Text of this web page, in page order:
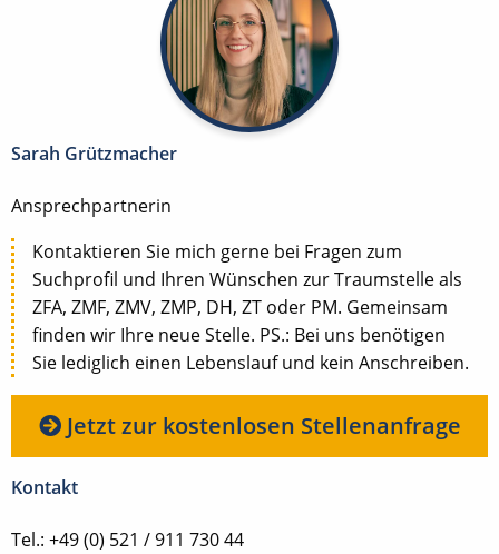
Sarah Grützmacher
Ansprechpartnerin
Kontaktieren Sie mich gerne bei Fragen zum
Suchprofil und Ihren Wünschen zur Traumstelle als
ZFA, ZMF, ZMV, ZMP, DH, ZT oder PM. Gemeinsam
finden wir Ihre neue Stelle. PS.: Bei uns benötigen
Sie lediglich einen Lebenslauf und kein Anschreiben.
Jetzt zur kostenlosen Stellenanfrage
Kontakt
Tel.: +49 (0) 521 / 911 730 44